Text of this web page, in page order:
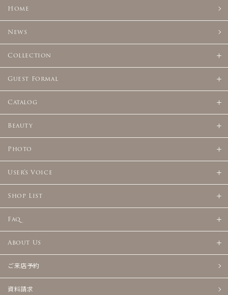
Home
News
Collection
Guest Formal
Catalog
Beauty
Photo
User's Voice
Shop List
Faq
About Us
ご来店予約
資料請求